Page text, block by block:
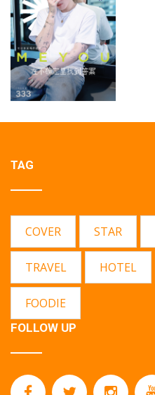
TAG
COVER STAR
TRAVEL HOTEL
FOODIE
FOLLOW UP